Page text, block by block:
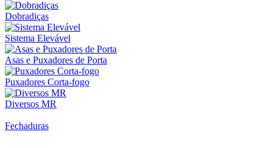
Dobradiças
Sistema Elevável
Asas e Puxadores de Porta
Puxadores Corta-fogo
Diversos MR
Fechaduras